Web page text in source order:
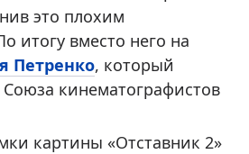
это плохим
итогу вместо него на
Петренко, который
кинематографистов
картины «Отставник 2»